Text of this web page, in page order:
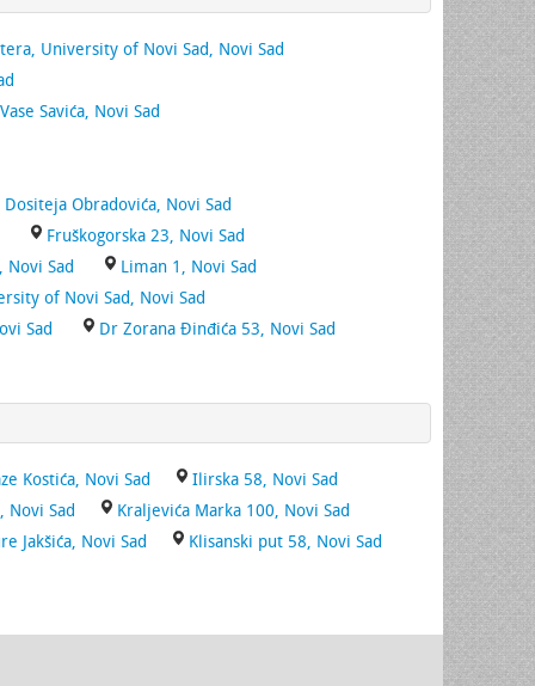
University of Novi Sad, Novi Sad
Savića, Novi Sad
Dositeja Obradovića, Novi Sad
Fruškogorska 23, Novi Sad
Novi Sad
Liman 1, Novi Sad
of Novi Sad, Novi Sad
Sad
Dr Zorana Đinđića 53, Novi Sad
Kostića, Novi Sad
Ilirska 58, Novi Sad
Novi Sad
Kraljevića Marka 100, Novi Sad
Jakšića, Novi Sad
Klisanski put 58, Novi Sad